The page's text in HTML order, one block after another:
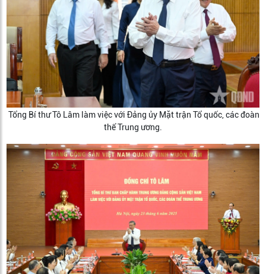
Tổng Bí thư Tô Lâm làm việc với Đảng ủy Mặt trận Tổ quốc, các đoàn
thể Trung ương.